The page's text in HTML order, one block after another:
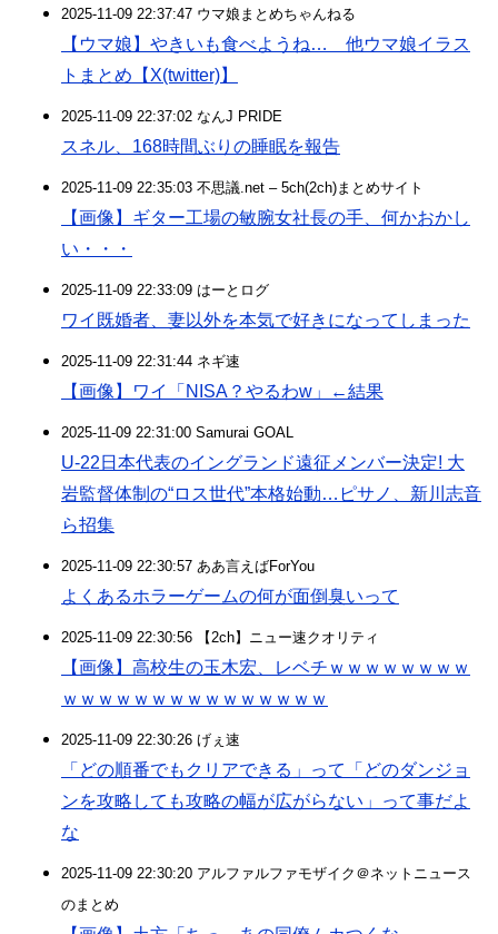
2025-11-09 22:37:47 ウマ娘まとめちゃんねる
【ウマ娘】やきいも食べようね… 他ウマ娘イラス
トまとめ【X(twitter)】
2025-11-09 22:37:02 なんJ PRIDE
スネル、168時間ぶりの睡眠を報告
2025-11-09 22:35:03 不思議.net – 5ch(2ch)まとめサイト
【画像】ギター工場の敏腕女社長の手、何かおかし
い・・・
2025-11-09 22:33:09 はーとログ
ワイ既婚者、妻以外を本気で好きになってしまった
2025-11-09 22:31:44 ネギ速
【画像】ワイ「NISA？やるわw」←結果
2025-11-09 22:31:00 Samurai GOAL
U-22日本代表のイングランド遠征メンバー決定! 大
岩監督体制の“ロス世代”本格始動…ピサノ、新川志音
ら招集
2025-11-09 22:30:57 ああ言えばForYou
よくあるホラーゲームの何が面倒臭いって
2025-11-09 22:30:56 【2ch】ニュー速クオリティ
【画像】高校生の玉木宏、レベチｗｗｗｗｗｗｗｗ
ｗｗｗｗｗｗｗｗｗｗｗｗｗｗｗ
2025-11-09 22:30:26 げぇ速
「どの順番でもクリアできる」って「どのダンジョ
ンを攻略しても攻略の幅が広がらない」って事だよ
な
2025-11-09 22:30:20 アルファルファモザイク＠ネットニュース
のまとめ